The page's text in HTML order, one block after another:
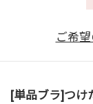
ご希
[単品ブラ]つけ